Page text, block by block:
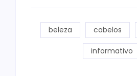
beleza cabelos
informativo